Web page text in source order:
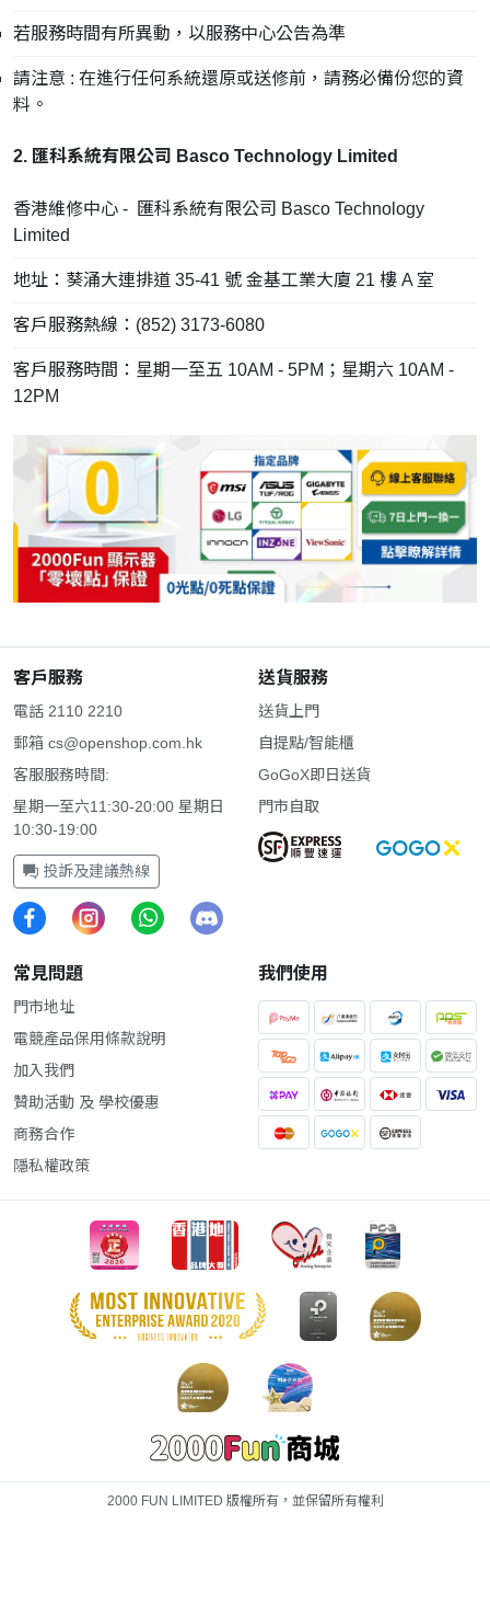
若服務時間有所異動，以服務中心公告為準
請注意 : 在進行任何系統還原或送修前，請務必備份您的資
料。
2. 匯科系統有限公司 Basco Technology Limited
香港維修中心 - 匯科系統有限公司 Basco Technology
Limited
地址：葵涌大連排道 35-41 號 金基工業大廈 21 樓 A 室
客戶服務熱線：(852) 3173-6080
客戶服務時間：星期一至五 10AM - 5PM；星期六 10AM -
12PM
客戶服務
電話 2110 2210
郵箱 cs@openshop.com.hk
客服服務時間:
星期一至六11:30-20:00 星期日
10:30-19:00
投訴及建議熱線
送貨服務
送貨上門
自提點/智能櫃
GoGoX即日送貨
門市自取
常見問題
門市地址
電競產品保用條款說明
加入我們
贊助活動 及 學校優惠
商務合作
隱私權政策
我們使用
2000 FUN LIMITED 版權所有，並保留所有權利